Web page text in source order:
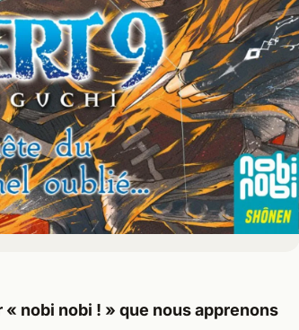
nobi nobi ! » que nous apprenons